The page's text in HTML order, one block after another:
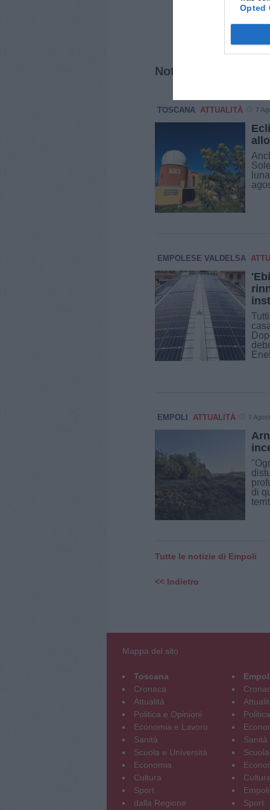
Opted
Notizie correlate
TOSCANA ATTUALITÀ 7
EMPOLESE VALDELSA
EMPOLI ATTUALITÀ 7
di
Tutte le notizie di Empoli
<< Indietro
Mappa del sito
Toscana
Cronaca
Attualità
Politica e Opinioni
Economia e Lavoro
Sanità
Scuola e Università
Economia
Cultura
Sport
dalla Regione
Sanità
Cultura
Sport